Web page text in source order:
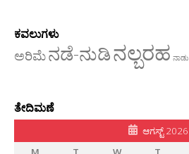
ಕವಲುಗಳು
ಅರಿಮೆನಡೆ-ನುಡಿನಲ್ಬರಹ ನಾಡು
ತೇದಿಮಣೆ
ಆಗಸ್ಟ್ 2026